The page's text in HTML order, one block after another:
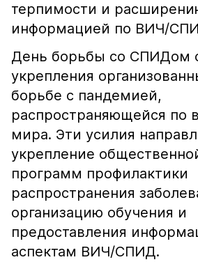
терпимости и
информацией по ВИЧ/
День борьбы со СПИДом
укрепления
борьбе с пандемией,
распространяющейся по
мира. Эти усилия
укрепление
программ профилактики
распространения
организацию обучения и
предоставления
аспектам ВИЧ/СПИД.